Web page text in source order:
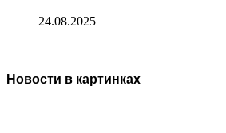
24.08.2025
Новости в картинках